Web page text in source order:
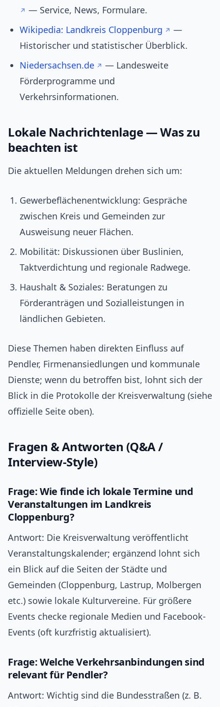
— Service, News, Formulare.
Wikipedia: Landkreis Cloppenburg
—
Historischer und statistischer Überblick.
Niedersachsen.de
— Landesweite
Förderprogramme und
Verkehrsinformationen.
Lokale Nachrichtenlage — Was zu
beachten ist
Die aktuellen Meldungen drehen sich um:
Gewerbeflächenentwicklung: Gespräche
zwischen Kreis und Gemeinden zur
Ausweisung neuer Flächen.
Mobilität: Diskussionen über Buslinien,
Taktverdichtung und regionale Radwege.
Haushalt & Soziales: Beratungen zu
Förderanträgen und Sozialleistungen in
ländlichen Gebieten.
Diese Themen haben direkten Einfluss auf
Pendler, Firmenansiedlungen und kommunale
Dienste; wenn du betroffen bist, lohnt sich der
Blick in die Protokolle der Kreisverwaltung (siehe
offizielle Seite oben).
Fragen & Antworten (Q&A /
Interview‑Style)
Frage: Wie finde ich lokale Termine und
Veranstaltungen im Landkreis
Cloppenburg?
Antwort: Die Kreisverwaltung veröffentlicht
Veranstaltungskalender; ergänzend lohnt sich
ein Blick auf die Seiten der Städte und
Gemeinden (Cloppenburg, Lastrup, Molbergen
etc.) sowie lokale Kulturvereine. Für größere
Events checke regionale Medien und Facebook-
Events (oft kurzfristig aktualisiert).
Frage: Welche Verkehrsanbindungen sind
relevant für Pendler?
Antwort: Wichtig sind die Bundesstraßen (z. B.